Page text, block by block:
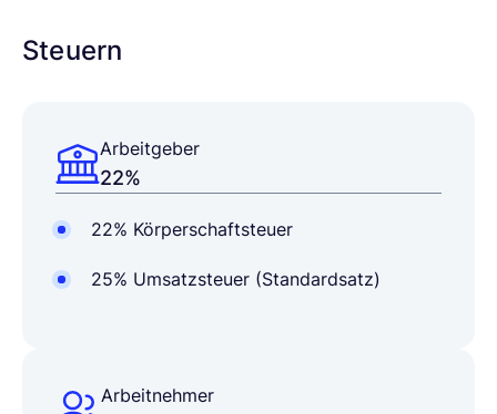
Steuern
Arbeitgeber
22%
22% Körperschaftsteuer
25% Umsatzsteuer (Standardsatz)
Arbeitnehmer